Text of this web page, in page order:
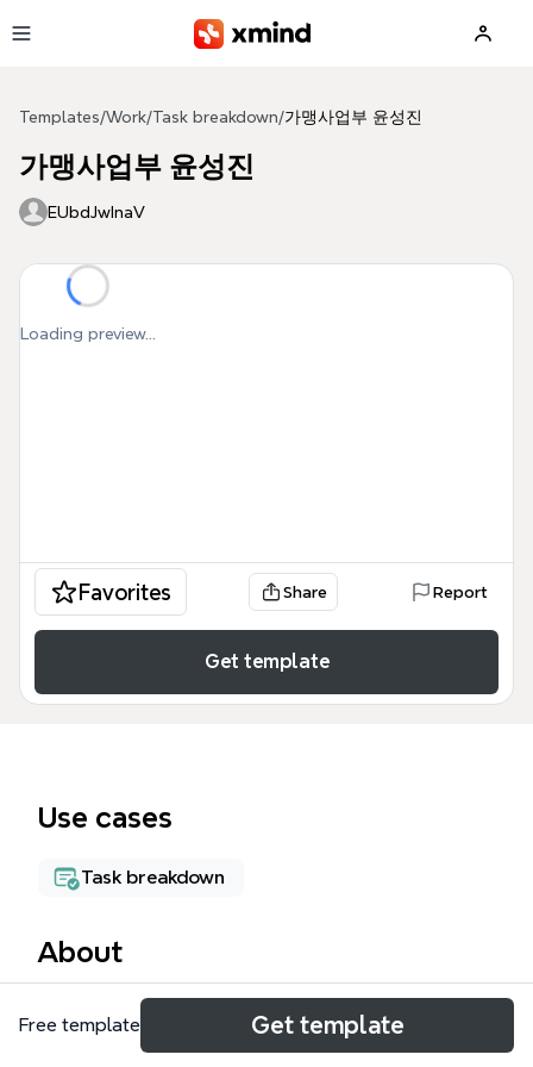
Templates/Work/Task breakdown/가맹사업부 윤성진
가맹사업부 윤성진
EUbdJwInaV
Loading preview...
Favorites Share Report
Get template
Use cases
Task breakdown
About
가맹사업부 윤성진 마인드맵 템플릿은 프랜차이즈 지
점 관리와 분기별 운영 전략을 체계적으로 정리한 실무
Free template Get template